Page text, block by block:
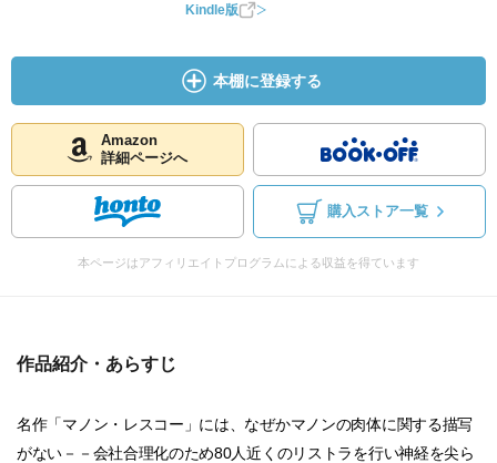
Kindle版
本棚に登録する
Amazon
詳細ページへ
購入ストア一覧
本ページはアフィリエイトプログラムによる収益を得ています
作品紹介・あらすじ
名作「マノン・レスコー」には、なぜかマノンの肉体に関する描写
がない－－会社合理化のため80人近くのリストラを行い神経を尖ら